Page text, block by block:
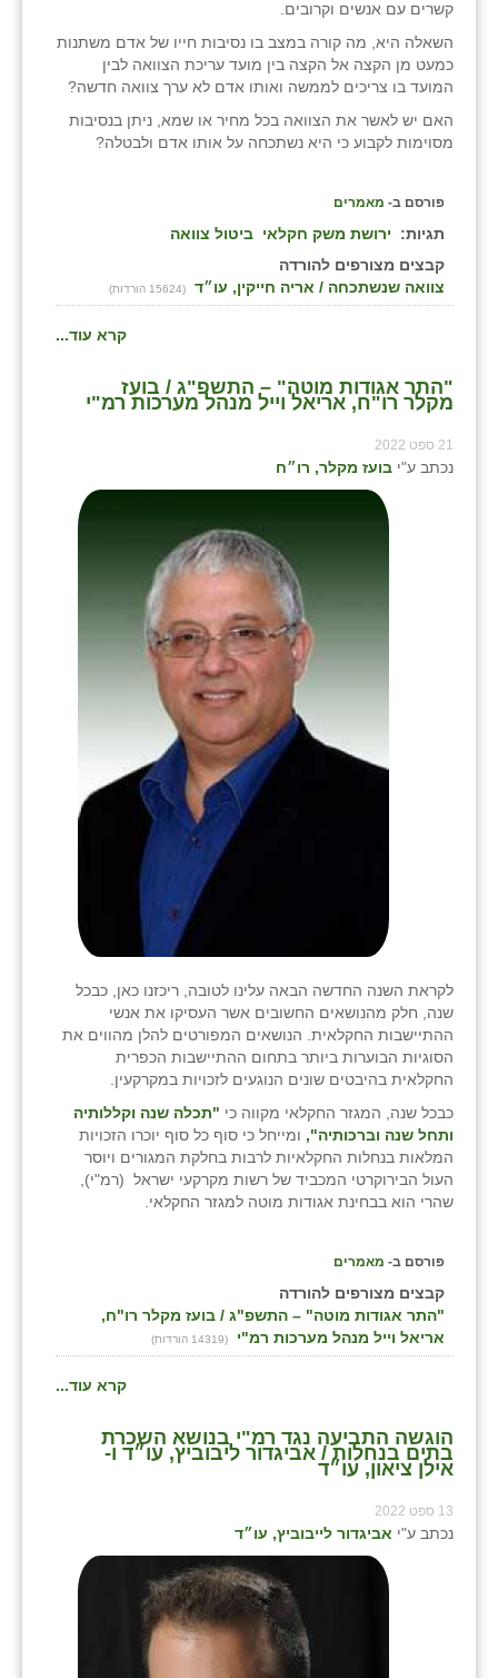
קשרים עם אנשים וקרובים.
השאלה היא, מה קורה במצב בו נסיבות חייו של אדם משתנות
כמעט מן הקצה אל הקצה בין מועד עריכת הצוואה לבין
המועד בו צריכים לממשה ואותו אדם לא ערך צוואה חדשה?
האם יש לאשר את הצוואה בכל מחיר או שמא, ניתן בנסיבות
מסוימות לקבוע כי היא נשתכחה על אותו אדם ולבטלה?
פורסם ב- מאמרים
תגיות: ירושת משק חקלאי ביטול צוואה
קבצים מצורפים להורדה
צוואה שנשתכחה / אריה חייקין, עו״ד
(15624 הורדות)
קרא עוד...
"התר אגודות מוטה" – התשפ"ג / בועז
מקלר רו"ח, אריאל וייל מנהל מערכות רמ"י
21 ספט 2022
נכתב ע"י בועז מקלר, רו״ח
לקראת השנה החדשה הבאה עלינו לטובה, ריכזנו כאן, כבכל
שנה, חלק מהנושאים החשובים אשר העסיקו את אנשי
ההתיישבות החקלאית. הנושאים המפורטים להלן מהווים את
הסוגיות הבוערות ביותר בתחום ההתיישבות הכפרית
החקלאית בהיבטים שונים הנוגעים לזכויות במקרקעין.
כבכל שנה, המגזר החקלאי מקווה כי "תכלה שנה וקללותיה
ותחל שנה וברכותיה", ומייחל כי סוף כל סוף יוכרו הזכויות
המלאות בנחלות החקלאיות לרבות בחלקת המגורים ויוסר
העול הבירוקרטי המכביד של רשות מקרקעי ישראל (רמ"י),
שהרי הוא בבחינת אגודות מוטה למגזר החקלאי.
פורסם ב- מאמרים
קבצים מצורפים להורדה
"התר אגודות מוטה" – התשפ"ג / בועז מקלר רו"ח,
אריאל וייל מנהל מערכות רמ"י
(14319 הורדות)
קרא עוד...
הוגשה התביעה נגד רמ"י בנושא השכרת
בתים בנחלות / אביגדור ליבוביץ, עו״ד ו-
אילן ציאון, עו״ד
13 ספט 2022
נכתב ע"י אביגדור לייבוביץ, עו״ד